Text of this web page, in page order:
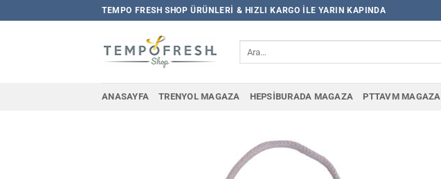
atla
TEMPO FRESH SHOP ÜRÜNLERI & HIZLI KARGO ILE YARIN KAPINDA
ANASAYFA TRENYOL MAGAZA HEPSIBURADA MAGAZA PTTAVM MAGAZA